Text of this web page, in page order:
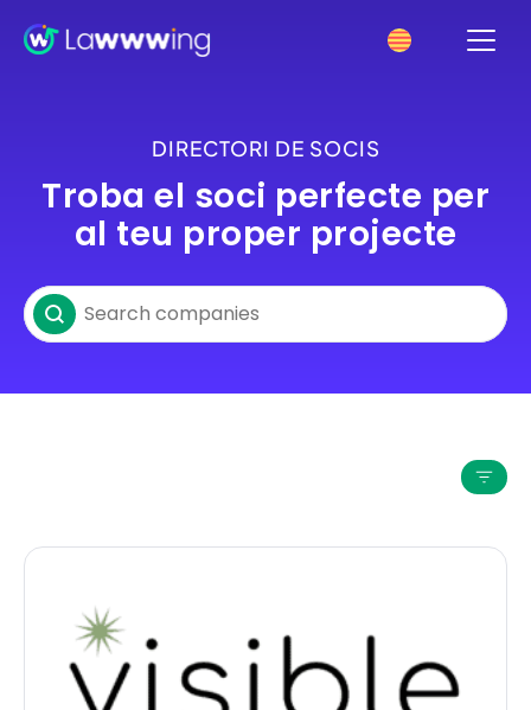
DIRECTORI DE SOCIS
Troba el soci perfecte per
al teu proper projecte
Search partners
Search content